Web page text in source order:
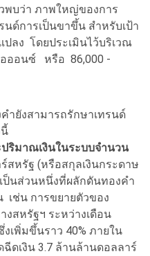
พบว่า ภาพใหญ่ของการ
นด์การเป็นขาขึ้น สำหรับเป้า
ปลง โดยประเมินไว้บริเวณ
อออนซ์ หรือ 86,000 -
ำยังสามารถรักษาเทรนด์
ริมาณเงินในระบบจำนวน
สหรัฐ (หรือสกุลเงินกระดาษ
ป็นส่วนหนึ่งที่ผลักดันทองคำ
เช่น การขยายตัวของ
สหรัฐฯ ระหว่างเดือน
เพิ่มขึ้นราว 40% ภายใน
ฉีดเงิน 3.7 ล้านล้านดอลลาร์